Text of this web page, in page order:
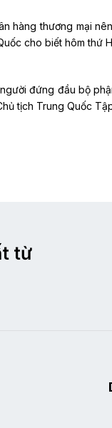
hàng thương mại
cho biết hôm thứ
đứng đầu bộ
tịch Trung Quốc
từ